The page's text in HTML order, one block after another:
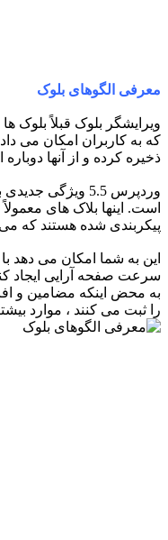
معرفی الگوهای بلوک
ویرایشگر بلوک قبلاً بلوک
که به کاربران امکان می
ذخیره کرده و از آنها دوباره
وردپرس 5.5 ویژگی جدیدی به نام
است. اینها بلاک های
پیکربندی شده هستند که می
این به شما امکان می دهد
به محض اینکه مضامین و
را ثبت می کنند ، موارد